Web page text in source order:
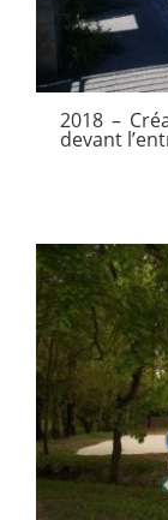
2018 –
devant